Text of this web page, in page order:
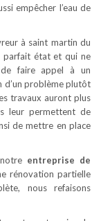
empêcher l’eau de
à saint martin du
parfait état et qui ne
de faire appel à un
d’un problème plutôt
travaux auront plus
leur permettent de
de mettre en place
entreprise de
rénovation partielle
nous refaisons